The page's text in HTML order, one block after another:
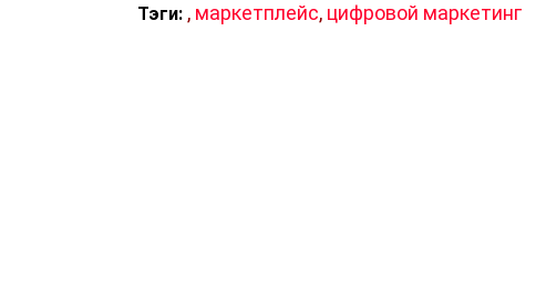
Тэги: , маркетплейс, цифровой маркетинг